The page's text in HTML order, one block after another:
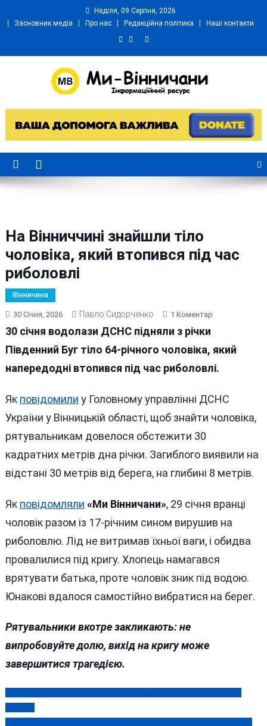
Неділя, 09 Серпня, 2026
Засновник медіа
Про нас Редакційна політика Наші контакти
Ми Вінничани
На Вінниччині знайшли тіло
чоловіка, який втопився під час
риболовлі
Вінничина
30 Січня, 2026 Павло Сидорченко 1 КоментарДо
Знайшли
Тіло
Який
Під
Риболовлі
30 січня водолази ДСНС підняли з річки
Південний Буг тіло 64-річного чоловіка, який
напередодні втопився під час риболовлі.
Як повідомили у Головному управлінні ДСНС
України у Вінницькій області, щоб знайти чоловіка,
рятувальникам довелося обстежити 30
кадратних метрів дна річки. Загиблого виявили на
відстані 30 метрів від берега, на глибині 8 метрів.
Як повідомляли «Ми Вінничани», 29 січня вранці
чоловік разом із 17-річним сином вирушив на
риболовлю. Лід не витримав їхньої ваги, і обидва
провалилися під кригу. Хлопець намагався
врятувати батька, проте чоловік зник під водою.
Юнакові вдалося самостійно вибратися на берег.
Рятувальники вкотре закликають: не
випробовуйте долю, вихід на кригу може
завершитися трагедією.
Навігація
записів